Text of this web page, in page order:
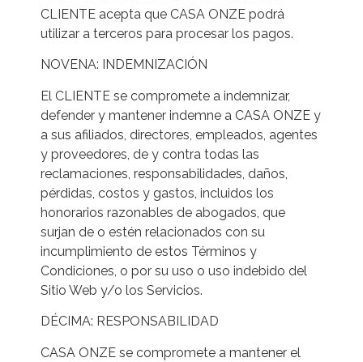
CLIENTE acepta que CASA ONZE podrá
utilizar a terceros para procesar los pagos.
NOVENA: INDEMNIZACIÓN
El CLIENTE se compromete a indemnizar,
defender y mantener indemne a CASA ONZE y
a sus afiliados, directores, empleados, agentes
y proveedores, de y contra todas las
reclamaciones, responsabilidades, daños,
pérdidas, costos y gastos, incluidos los
honorarios razonables de abogados, que
surjan de o estén relacionados con su
incumplimiento de estos Términos y
Condiciones, o por su uso o uso indebido del
Sitio Web y/o los Servicios.
DÉCIMA: RESPONSABILIDAD
CASA ONZE se compromete a mantener el